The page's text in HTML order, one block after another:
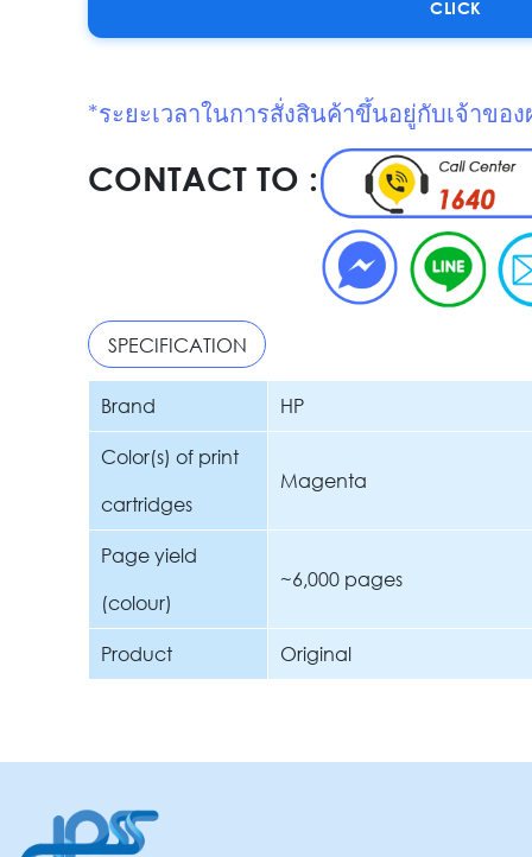
CLICK
*ระยะเวลาในการสั่งสินค้าขึ้นอยู่กับเจ้าข
CONTACT TO :
SPECIFICATION
Brand HP
Color(s) of print
cartridges
Magenta
Page yield
(colour)
~6,000 pages
Product Original